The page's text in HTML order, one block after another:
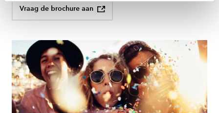
toestemming altijd wijzigen of intrekken via
Vraag de brochure aan